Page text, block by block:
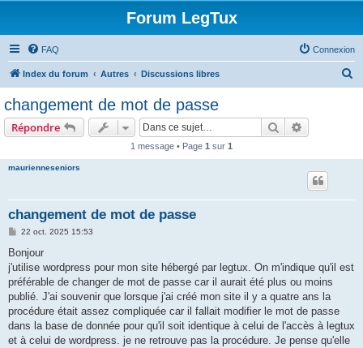
Forum LegTux
FAQ Connexion
Index du forum Autres Discussions libres
changement de mot de passe
Répondre Rechercher
1 message • Page 1 sur 1
maurienneseniors
changement de mot de passe
M
s
a
g
22 oct. 2025 15:53
Bonjour
j'utilise wordpress pour mon site hébergé par legtux. On m'indique qu'il est
préférable de changer de mot de passe car il aurait été plus ou moins
publié. J'ai souvenir que lorsque j'ai créé mon site il y a quatre ans la
procédure était assez compliquée car il fallait modifier le mot de passe
dans la base de donnée pour qu'il soit identique à celui de l'accès à legtux
et à celui de wordpress. je ne retrouve pas la procédure. Je pense qu'elle